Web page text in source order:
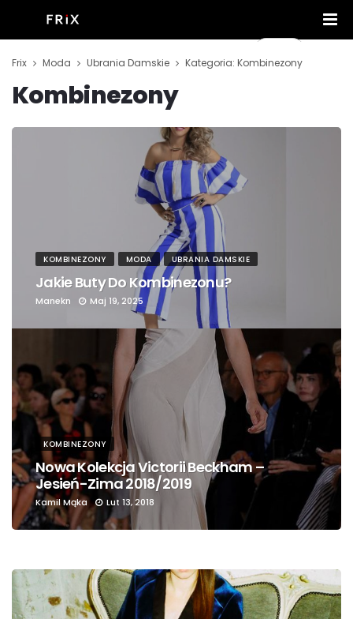
Frix Moda Ubrania Damskie Kategoria: Kombinezony
Kombinezony
KOMBINEZONY MODA UBRANIA DAMSKIE
Jakie Buty Do Kombinezonu?
Manekn Maj 19, 2025
KOMBINEZONY
Nowa Kolekcja Victorii Beckham –
Jesień-Zima 2018/2019
Kamil Mąka Lut 13, 2018